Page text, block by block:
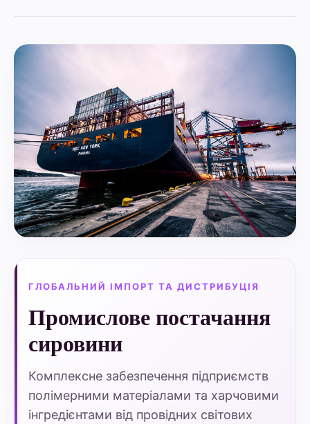
ГЛОБАЛЬНИЙ ІМПОРТ ТА ДИСТРИБУЦІЯ
Промислове постачання
сировини
Комплексне забезпечення підприємств
полімерними матеріалами та харчовими
інгредієнтами від провідних світових